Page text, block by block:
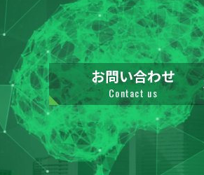
お問い合わせ
Contact us